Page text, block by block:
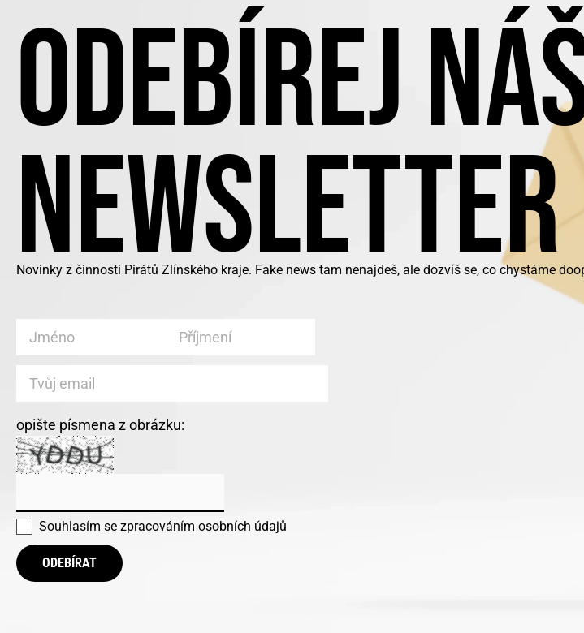
ODEBÍREJ
NEWSLETTER
Novinky z činnosti Pirátů Zlínského kraje. Fake news tam nenajdeš, ale dozvíš se, co chystáme
opište písmena z obrázku:
Souhlasím se zpracováním osobních údajů
ODEBÍRAT